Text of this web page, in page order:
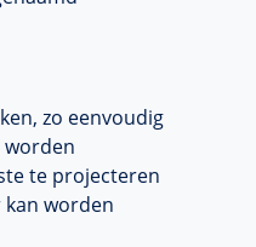
zo eenvoudig
worden
te projecteren
worden